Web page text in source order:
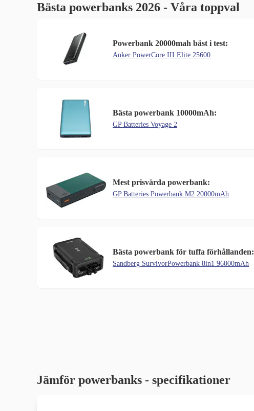
Bästa powerbanks 2026 - Våra toppval
Powerbank 20000mah bäst i test:
Anker PowerCore III Elite 25600
Bästa powerbank 10000mAh:
GP Batteries Voyage 2
Mest prisvärda powerbank:
GP Batteries Powerbank M2 20000mAh
Bästa powerbank för tuffa förhållanden:
Sandberg SurvivorPowerbank 8in1 96000mAh
Jämför powerbanks - specifikationer